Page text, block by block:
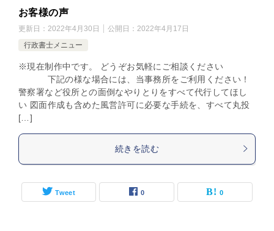
お客様の声
更新日： 2022年4月30日 公開日： 2022年4月17日
行政書士メニュー
※現在制作中です。 どうぞお気軽にご相談ください
下記の様な場合には、当事務所をご利用ください！
警察署など役所との面倒なやりとりをすべて代行してほし
い 図面作成も含めた風営許可に必要な手続を、すべて丸投
[…]
続きを読む
Tweet 0 0